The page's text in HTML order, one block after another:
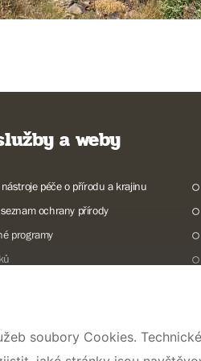
a weby
péče o přírodu a krajinu
ochrany přírody
programy
soubory Cookies.